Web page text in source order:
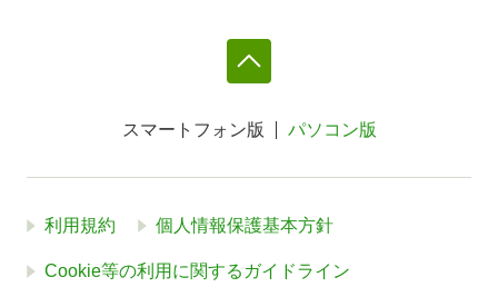
スマートフォン版 パソコン版
利用規約 個人情報保護基本方針
Cookie等の利用に関するガイドライン